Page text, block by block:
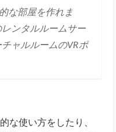
な部屋を作れま
ンタルルームサー
ャルルームのVRポ
な使い方をしたり、